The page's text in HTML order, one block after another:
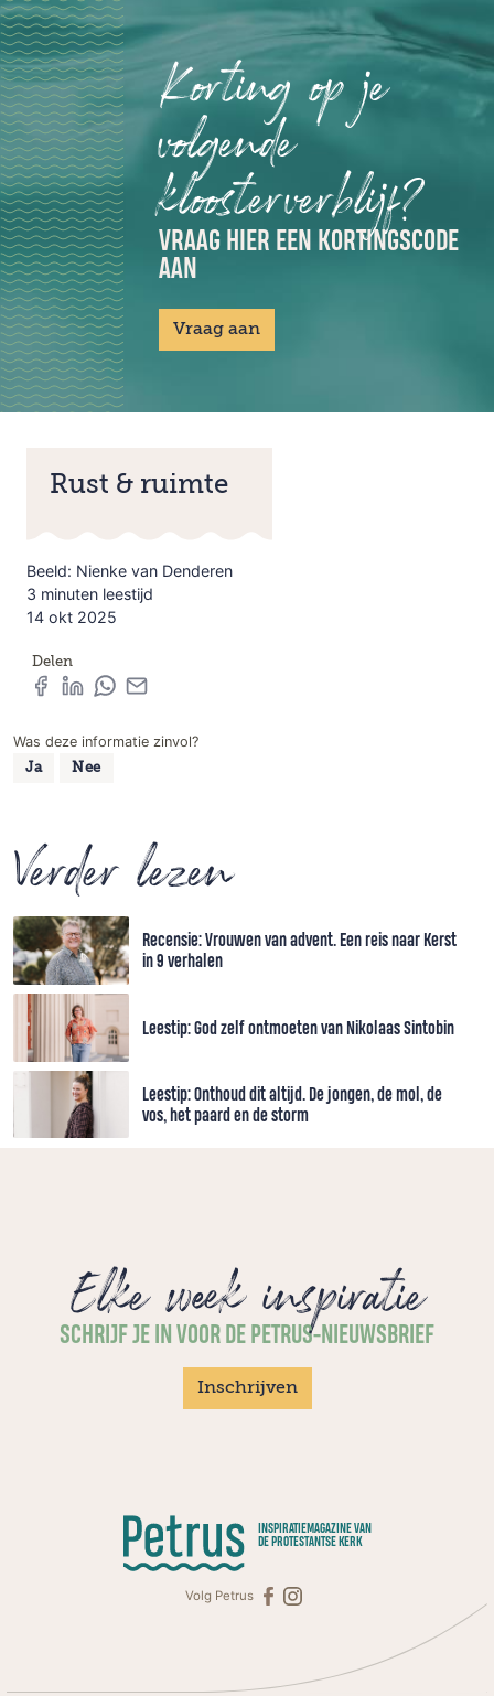
Korting op je
volgende
kloosterverblijf?
VRAAG HIER EEN KORTINGSCODE
AAN
Vraag aan
Rust & ruimte
Beeld: Nienke van Denderen
3 minuten leestijd
14 okt 2025
Delen
Was deze informatie zinvol?
Ja Nee
Verder lezen
Recensie: Vrouwen van advent. Een reis naar Kerst
in 9 verhalen
Leestip: God zelf ontmoeten van Nikolaas Sintobin
Leestip: Onthoud dit altijd. De jongen, de mol, de
vos, het paard en de storm
Elke week inspiratie
SCHRIJF JE IN VOOR DE PETRUS-NIEUWSBRIEF
Inschrijven
INSPIRATIEMAGAZINE VAN
DE PROTESTANTSE KERK
Volg Petrus